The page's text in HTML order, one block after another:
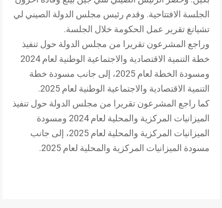
الجلسة الافتتاحية. وقدم رئيس مجلس الدولة الصيني لي
تشيانغ تقرير عمل الحكومة خلال الجلسة.
وراجع المشرعون تقريرا من مجلس الدولة حول تنفيذ
خطة التنمية الاقتصادية والاجتماعية الوطنية لعام 2024
ومسودة الخطة لعام 2025، إلى جانب مسودة خطة
التنمية الاقتصادية والاجتماعية الوطنية لعام 2025.
كما راجع المشرعون تقريرا من مجلس الدولة حول تنفيذ
الميزانيات المركزية والمحلية لعام 2024 ومسودة
الميزانيات المركزية والمحلية لعام 2025، إلى جانب
مسودة الميزانيات المركزية والمحلية لعام 2025.